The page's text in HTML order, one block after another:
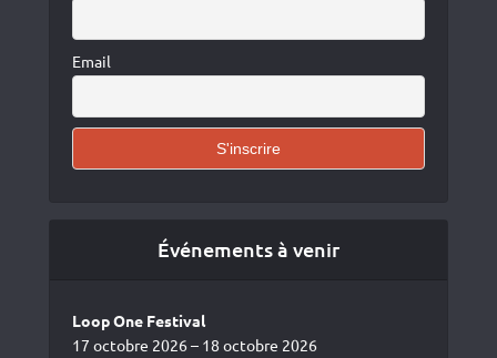
Email
Événements à venir
Loop One Festival
17 octobre 2026 – 18 octobre 2026